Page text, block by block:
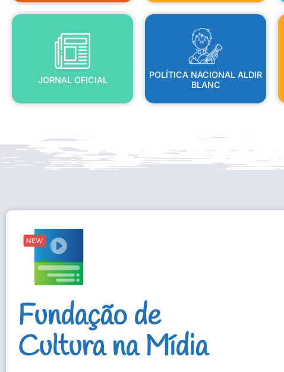
JORNAL OFICIAL
JORNAL OFICIAL
POLÍTICA NACIONAL ALDIR
BLANC
POLÍTICA NACIONAL ALDIR
BLANC
Fundação de
Cultura na Mídia